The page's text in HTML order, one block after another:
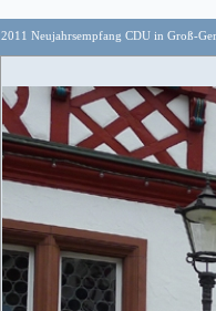
2011 Neujahrsempfang CDU in Groß-